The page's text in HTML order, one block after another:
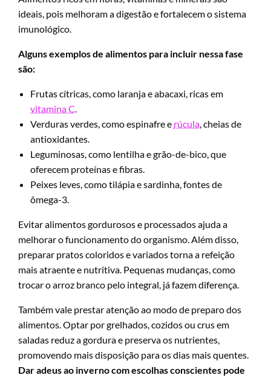
ideais, pois melhoram a digestão e fortalecem o sistema
imunológico.
Alguns exemplos de alimentos para incluir nessa fase
são:
Frutas cítricas, como laranja e abacaxi, ricas em
vitamina C
Verduras verdes, como espinafre e rúcula , cheias de
antioxidantes.
Leguminosas, como lentilha e grão-de-bico, que
oferecem proteínas e fibras.
Peixes leves, como tilápia e sardinha, fontes de
ômega-3.
Evitar alimentos gordurosos e processados ajuda a
melhorar o funcionamento do organismo. Além disso,
preparar pratos coloridos e variados torna a refeição
mais atraente e nutritiva. Pequenas mudanças, como
trocar o arroz branco pelo integral, já fazem diferença.
Também vale prestar atenção ao modo de preparo dos
alimentos. Optar por grelhados, cozidos ou crus em
saladas reduz a gordura e preserva os nutrientes,
promovendo mais disposição para os dias mais quentes.
Dar adeus ao inverno com escolhas conscientes pode